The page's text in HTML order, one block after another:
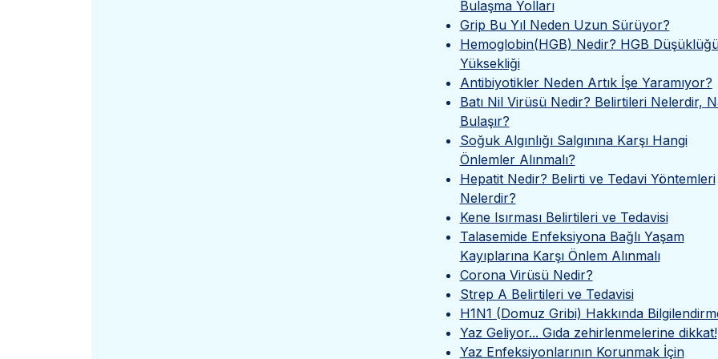
Bulaşma Yolları
Grip Bu Yıl Neden Uzun Sürüyor?
Hemoglobin(HGB) Nedir? HGB
Yüksekliği
Antibiyotikler Neden Artık İşe Yaramıyor?
Batı Nil Virüsü Nedir? Belirtileri Nelerdir,
Bulaşır?
Soğuk Algınlığı Salgınına Karşı Hangi
Önlemler Alınmalı?
Hepatit Nedir? Belirti ve Tedavi Yöntemleri
Nelerdir?
Kene Isırması Belirtileri ve Tedavisi
Talasemide Enfeksiyona Bağlı Yaşam
Kayıplarına Karşı Önlem Alınmalı
Corona Virüsü Nedir?
Strep A Belirtileri ve Tedavisi
H1N1 (Domuz Gribi) Hakkında
Yaz Geliyor... Gıda zehirlenmelerine dikkat!
Yaz Enfeksiyonlarının Korunmak İçin